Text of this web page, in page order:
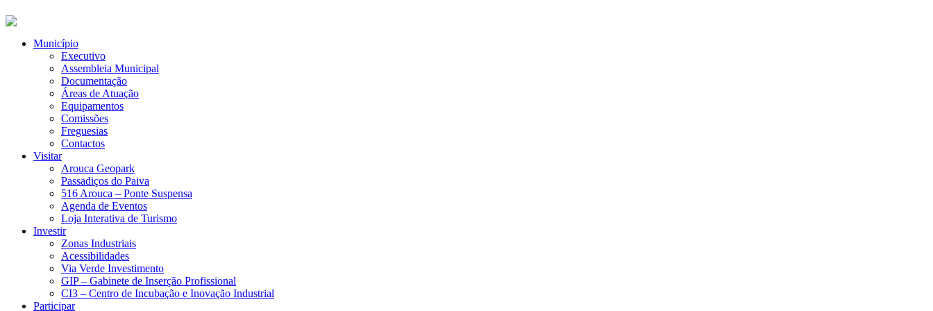
Município
Executivo
Assembleia Municipal
Documentação
Áreas de Atuação
Equipamentos
Comissões
Freguesias
Contactos
Visitar
Arouca Geopark
Passadiços do Paiva
516 Arouca – Ponte Suspensa
Agenda de Eventos
Loja Interativa de Turismo
Investir
Zonas Industriais
Acessibilidades
Via Verde Investimento
GIP – Gabinete de Inserção Profissional
CI3 – Centro de Incubação e Inovação Industrial
Participar